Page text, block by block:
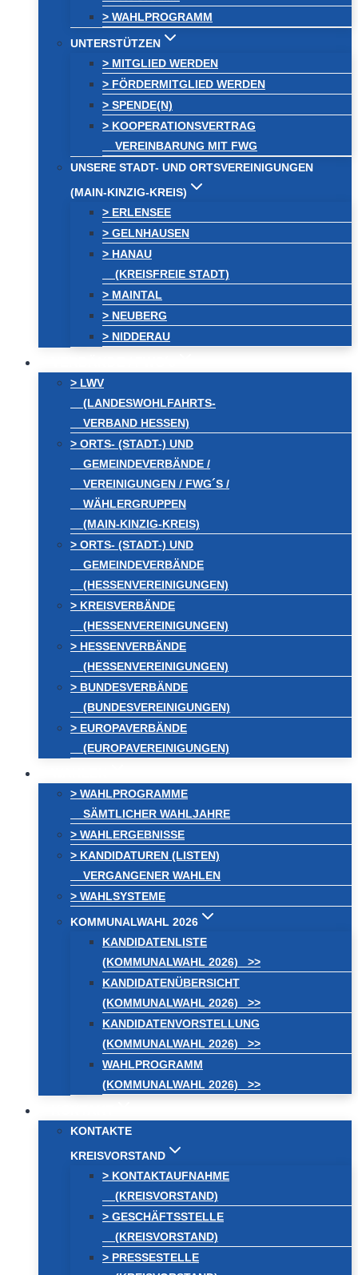
> WAHLPROGRAMM
UNTERSTÜTZEN
> MITGLIED WERDEN
> FÖRDERMITGLIED WERDEN
> SPENDE(N)
> KOOPERATIONSVERTRAG
VEREINBARUNG MIT FWG
UNSERE STADT- UND ORTSVEREINIGUNGEN
(MAIN-KINZIG-KREIS)
> ERLENSEE
> GELNHAUSEN
> HANAU
(KREISFREIE STADT)
> MAINTAL
> NEUBERG
> NIDDERAU
> LWV
(LANDESWOHLFAHRTS-
VERBAND HESSEN)
> ORTS- (STADT-) UND
GEMEINDEVERBÄNDE /
VEREINIGUNGEN / FWG´S /
WÄHLERGRUPPEN
(MAIN-KINZIG-KREIS)
> ORTS- (STADT-) UND
GEMEINDEVERBÄNDE
(HESSENVEREINIGUNGEN)
> KREISVERBÄNDE
(HESSENVEREINIGUNGEN)
> HESSENVERBÄNDE
(HESSENVEREINIGUNGEN)
> BUNDESVERBÄNDE
(BUNDESVEREINIGUNGEN)
> EUROPAVERBÄNDE
(EUROPAVEREINIGUNGEN)
> WAHLPROGRAMME
SÄMTLICHER WAHLJAHRE
> WAHLERGEBNISSE
> KANDIDATUREN (LISTEN)
VERGANGENER WAHLEN
> WAHLSYSTEME
KOMMUNALWAHL 2026
KANDIDATENLISTE
(KOMMUNALWAHL 2026) >>
KANDIDATENÜBERSICHT
(KOMMUNALWAHL 2026) >>
KANDIDATENVORSTELLUNG
(KOMMUNALWAHL 2026) >>
WAHLPROGRAMM
(KOMMUNALWAHL 2026) >>
KONTAKTE
KREISVORSTAND
> KONTAKTAUFNAHME
(KREISVORSTAND)
> GESCHÄFTSSTELLE
(KREISVORSTAND)
> PRESSESTELLE